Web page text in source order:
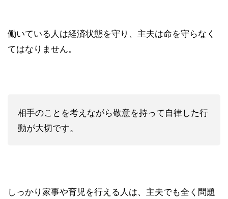
働いている人は経済状態を守り、主夫は命を守らなく
てはなりません。
相手のことを考えながら敬意を持って自律した行
動が大切です。
しっかり家事や育児を行える人は、主夫でも全く問題